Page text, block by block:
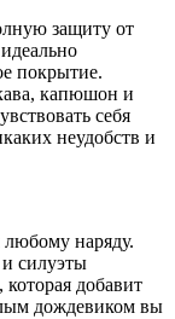
защиту от
покрытие.
капюшон и
себя
неудобств и
наряду.
силуэты
добавит
дождевиком вы